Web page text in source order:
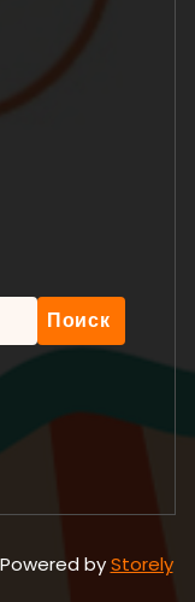
byStorely